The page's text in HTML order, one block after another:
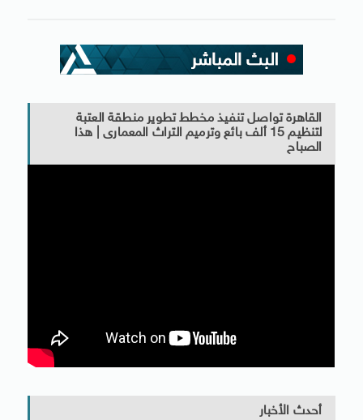
القاهرة تواصل تنفيذ مخطط تطوير منطقة العتبة
لتنظيم 15 ألف بائع وترميم التراث المعمارى | هذا
الصباح
أحدث الأخبار